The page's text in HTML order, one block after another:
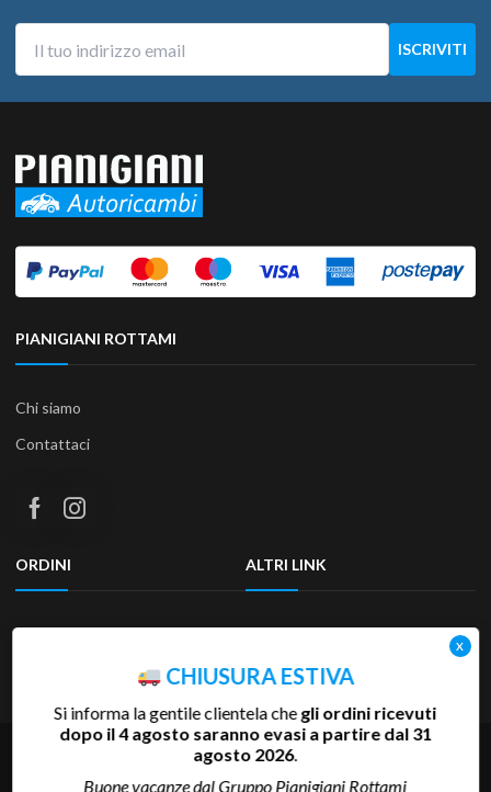
PIANIGIANI ROTTAMI
Chi siamo
Contattaci
ORDINI
Termini e condizioni
ALTRI LINK
Privacy Policy
Accessibilità
Copyright 2025 Pianigiani Rottami Srl | P.Iva 00655510527 | REA
SI-81793 | Cap.Soc. 600.000 €
CHIUSURA ESTIVA
Si informa la gentile clientela chegli ordini ricevuti
dopo il 4 agosto saranno evasi a partire dal 31
agosto 2026.
Buone vacanze dal Gruppo Pianigiani Rottami